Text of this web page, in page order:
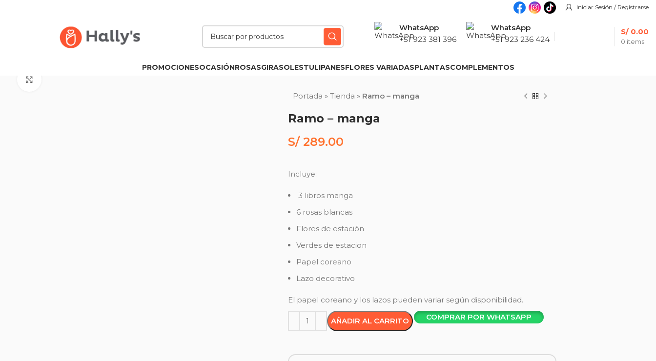
Iniciar Sesión / Registrarse
WhatsApp
+51 923 381 396
WhatsApp
+51 923 236 424
0 items
S/0.00
PROMOCIONESOCASIÓNROSASGIRASOLESTULIPANESFLORES VARIADASPLANTASCOMPLEMENTOS
Portada »Tienda » Ramo – manga
Ramo – manga
S/289.00
Incluye:
3 libros manga
6 rosas blancas
Flores de estación
Verdes de estacion
Papel coreano
Lazo decorativo
El papel coreano y los lazos pueden variar según disponibilidad.
AÑADIR AL CARRITO COMPRAR POR WHATSAPP